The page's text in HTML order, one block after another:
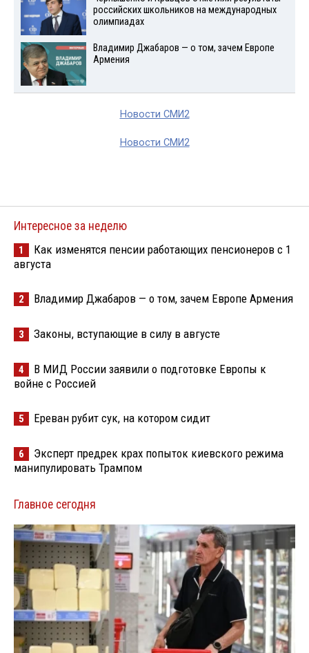
российских школьников на международных
олимпиадах
Владимир Джабаров — о том, зачем Европе
Армения
Новости СМИ2
Новости СМИ2
Интересное за неделю
1
Как изменятся пенсии работающих пенсионеров с 1
августа
2 Владимир Джабаров — о том, зачем Европе Армения
3 Законы, вступающие в силу в августе
4
В МИД России заявили о подготовке Европы к
войне с Россией
5 Ереван рубит сук, на котором сидит
6
Эксперт предрек крах попыток киевского режима
манипулировать Трампом
Главное сегодня